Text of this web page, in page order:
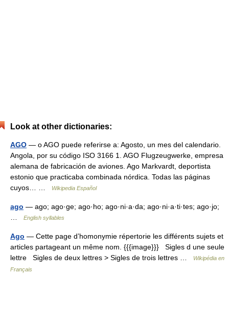
Look at other dictionaries:
AGO — o AGO puede referirse a: Agosto, un mes del calendario.
Angola, por su código ISO 3166 1. AGO Flugzeugwerke, empresa
alemana de fabricación de aviones. Ago Markvardt, deportista
estonio que practicaba combinada nórdica. Todas las páginas
cuyos… …
Wikipedia Español
ago — ago; ago·ge; ago·ho; ago·ni·a·da; ago·ni·a·ti·tes; ago·jo;
English syllables
Ago — Cette page d’homonymie répertorie les différents sujets et
articles partageant un même nom. {{{image}}} Sigles d une seule
lettre Sigles de deux lettres > Sigles de trois lettres …
Wikipédia en
Français